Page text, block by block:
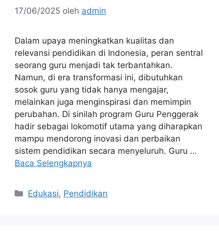
17/06/2025 oleh admin
Dalam upaya meningkatkan kualitas dan
relevansi pendidikan di Indonesia, peran sentral
seorang guru menjadi tak terbantahkan.
Namun, di era transformasi ini, dibutuhkan
sosok guru yang tidak hanya mengajar,
melainkan juga menginspirasi dan memimpin
perubahan. Di sinilah program Guru Penggerak
hadir sebagai lokomotif utama yang diharapkan
mampu mendorong inovasi dan perbaikan
sistem pendidikan secara menyeluruh. Guru …
Baca Selengkapnya
Kategori
Edukasi, Pendidikan